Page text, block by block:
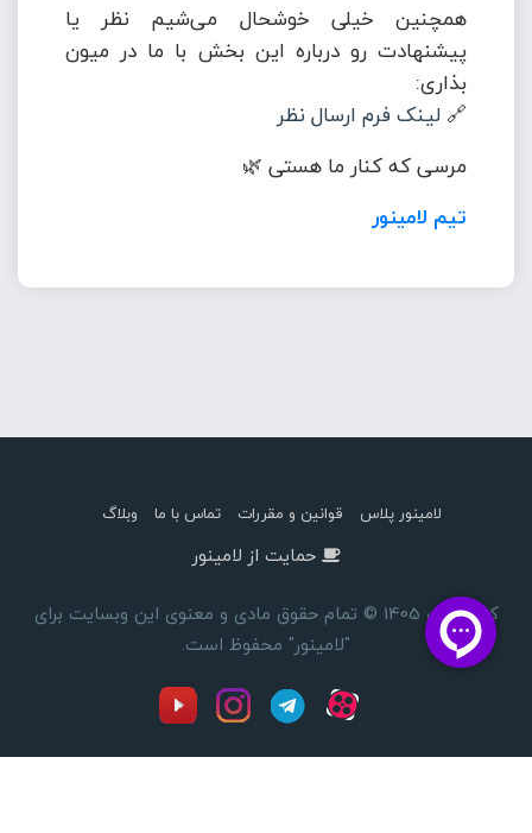
همچنین خیلی خوشحال می‌شیم نظر یا
پیشنهادت رو درباره این بخش با ما در میون
بذاری:
🔗 لینک فرم ارسال نظر
مرسی که کنار ما هستی 🌿
تیم لامینور
لامینور پلاس قوانین و مقررات تماس با ما وبلاگ
حمایت از لامینور
کپی رایت 1405 © تمام حقوق مادی و معنوی این وبسایت برای
"لامینور" محفوظ است.